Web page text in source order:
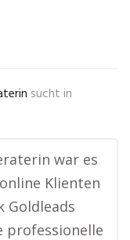
sucht in
war es
Klienten
Goldleads
professionelle